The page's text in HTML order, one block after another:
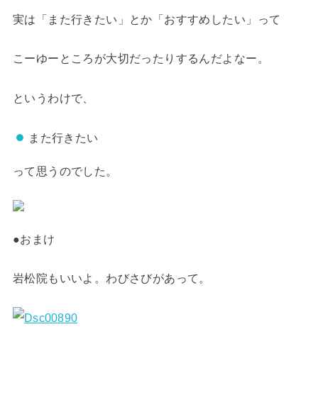
実は「また行きたい」とか「おすすめしたい」って
こーゆーところが大切だったりするんだよなー。
というわけで、
また行きたい
って思うのでした。
●おまけ
岩松院もいいよ。わびさびがあって。